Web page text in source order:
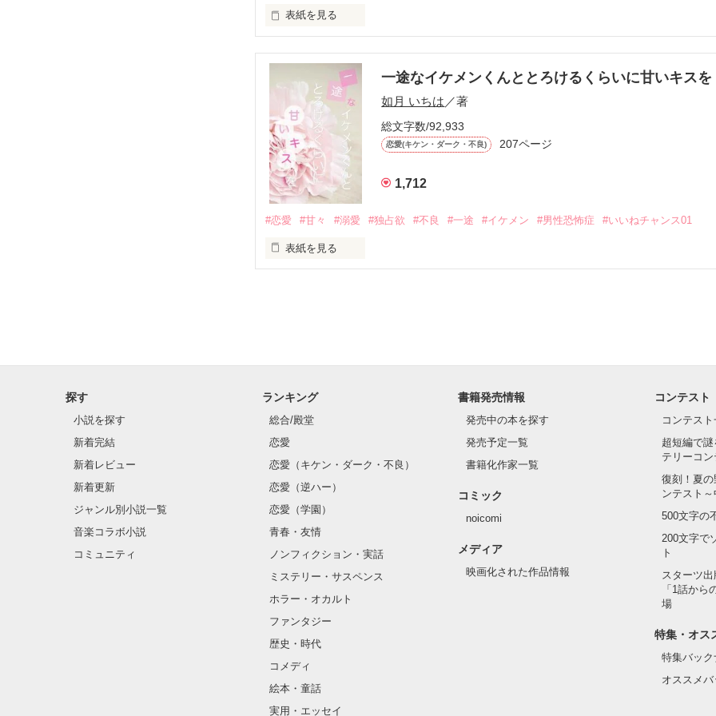
「澪ちゃん。」
それは止まっていた恋が再び動き始める合図──。
✨.ﾟ･*..☆.｡.:*✨.☆.｡.:. *:ﾟ✨.ﾟ･*..☆.｡.:*✨
人見知りだけど優しい無自覚だけどモテる
冴木澪-SaekiMio
×
基本女子に冷たいのに澪にはわんこ男子になる
篠宮光-ShinomiyaHikaru
✨.ﾟ･*..☆.｡.:*✨.☆.｡.:. *:ﾟ✨.ﾟ･*..☆.｡.:*✨
表紙を見る
一途なイケメンくんととろけるくらいに甘いキスを
如月 いちは ／著
総文字数/92,933
恋愛(キケン・ダーク・不良) 207ページ
1,712
#恋愛 #甘々 #溺愛 #独占欲 #不良 #一途 #イケメン #男性恐怖症 #いいねチャンス01
表紙を見る
クラス替えをして隣の席になったのは────
金髪に近い明るい髪色
片耳には琥珀色のピアス
ほとんど笑顔なんて見せたことがなくてぶっきらぼう
そんな性格と見た目のせいで学校中のみんなから
怖くて近づいてはいけない人だと思っていたのに
探す
小説を探す
新着完結
新着レビュー
新着更新
ジャンル別小説一覧
音楽コラボ小説
コミュニティ
ランキング
総合/殿堂
恋愛
恋愛（キケン・ダーク・不良）
恋愛（逆ハー）
恋愛（学園）
青春・友情
ノンフィクション・実話
ミステリー・サスペンス
ホラー・オカルト
ファンタジー
歴史・時代
コメディ
絵本・童話
実用・エッセイ
書籍発売情報
発売中の本を探す
発売予定一覧
書籍化作家一覧
コミック
noicomi
メディア
映画化された作品情報
コンテスト
コンテス
超短編で
テリーコ
復刻！夏
ンテスト
500文字の
200文字で
ト
スターツ
「1話から
場
特集・オス
特集バッ
オススメ